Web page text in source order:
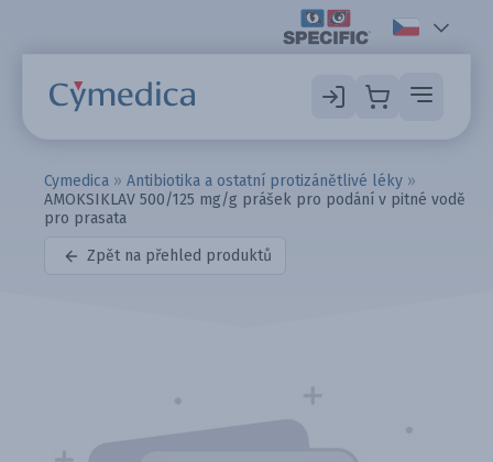
Cymedica » Antibiotika a ostatní protizánětlivé léky »
AMOKSIKLAV 500/125 mg/g prášek pro podání v pitné vodě
pro prasata
Zpět na přehled produktů